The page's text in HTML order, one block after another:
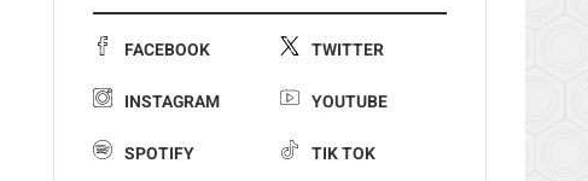
FACEBOOK TWITTER
INSTAGRAM YOUTUBE
SPOTIFY TIK TOK